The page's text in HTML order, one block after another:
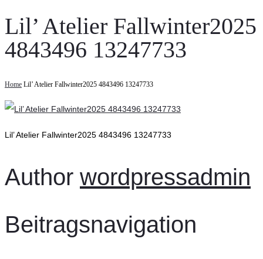
Lil’ Atelier Fallwinter2025
4843496 13247733
Home Lil’ Atelier Fallwinter2025 4843496 13247733
Lil’ Atelier Fallwinter2025 4843496 13247733
Author wordpressadmin
Beitragsnavigation